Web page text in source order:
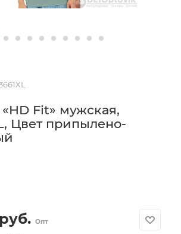
Fit» мужская,
Цвет припылено-
Опт